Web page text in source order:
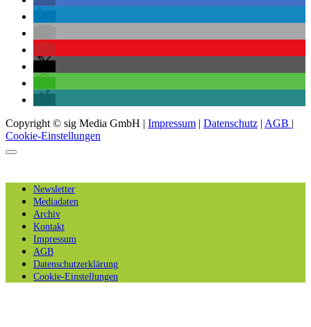
Copyright © sig Media GmbH | Impressum | Datenschutz | AGB |
Cookie-Einstellungen
Newsletter
Mediadaten
Archiv
Kontakt
Impressum
AGB
Datenschutzerklärung
Cookie-Einstellungen